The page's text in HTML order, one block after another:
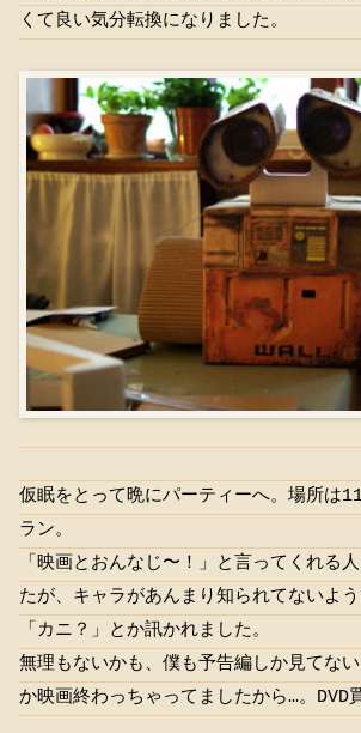
くて良い気分転換になりました。
仮眠をとって晩にパーティーへ。場所は
ラン。
「映画とおんなじ〜！」と言ってくれる
たが、キャラがあんまり知られてないよ
「カニ？」とか訊かれました。
無理もないかも、僕も予告編しか見てな
か映画終わっちゃってましたから…。DVD